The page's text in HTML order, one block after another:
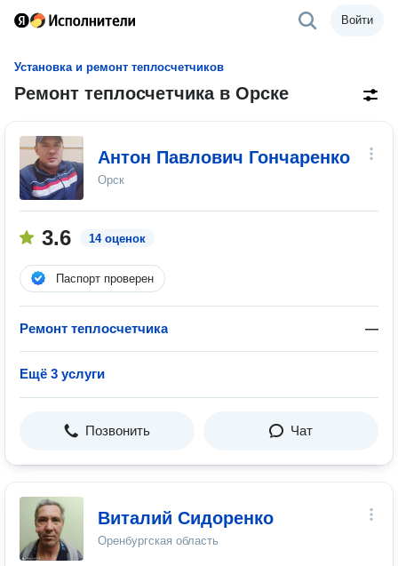
Войти
Установка и ремонт теплосчетчиков
Ремонт теплосчетчика в Орске
Антон Павлович Гончаренко
Орск
3.6 14 оценок
Паспорт проверен
Ремонт теплосчетчика —
Ещё 3 услуги
Позвонить Чат
Виталий Сидоренко
Оренбургская область